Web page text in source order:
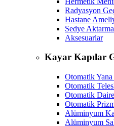
Radyasyon
Hastane
Sedye
Aksesuarlar
Kayar Kapılar
Otomatik
Otomatik
Otomatik
Otomatik
Alüminyum
Alüminyum